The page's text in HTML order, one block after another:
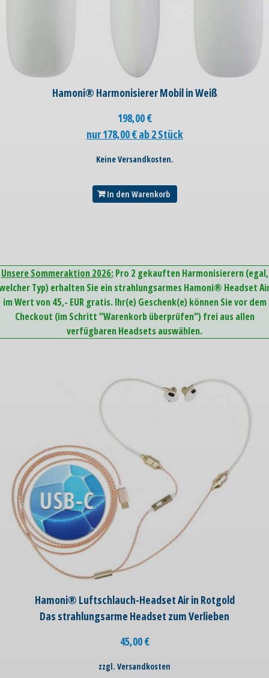
Hamoni® Harmonisierer Mobil in Weiß
198,00€
nur 178,00 € ab 2 Stück
Keine Versandkosten.
In den Warenkorb
Unsere Sommeraktion 2026: Pro 2 gekauften Harmonisierern (egal,
Typ) erhalten Sie ein strahlungsarmes Hamoni® Headset
im Wert von 45,- EUR gratis. Ihr(e) Geschenk(e) können Sie vor dem
Checkout (im Schritt "Warenkorb überprüfen") frei aus allen
verfügbaren Headsets auswählen.
Hamoni® Luftschlauch-Headset Air in Rotgold
Das strahlungsarme Headset zum Verlieben
45,00€
zzgl. Versandkosten